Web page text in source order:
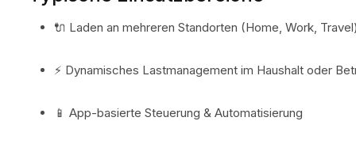
🔌 Laden an mehreren Standorten (Home, Work, Travel)
⚡ Dynamisches Lastmanagement im Haushalt oder
📱 App-basierte Steuerung & Automatisierung